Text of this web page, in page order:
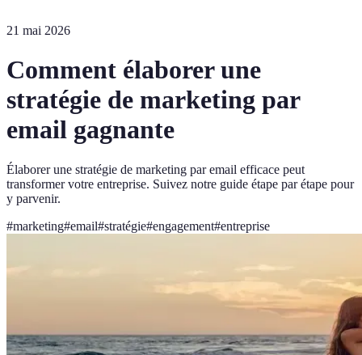
21 mai 2026
Comment élaborer une
stratégie de marketing par
email gagnante
Élaborer une stratégie de marketing par email efficace peut
transformer votre entreprise. Suivez notre guide étape par étape pour
y parvenir.
#marketing#email#stratégie#engagement#entreprise